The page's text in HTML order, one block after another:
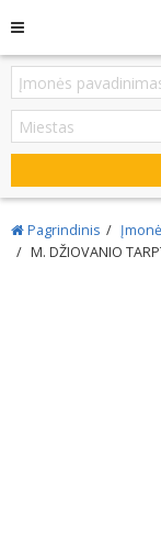
Pagrindinis
M. DŽIOVANIO